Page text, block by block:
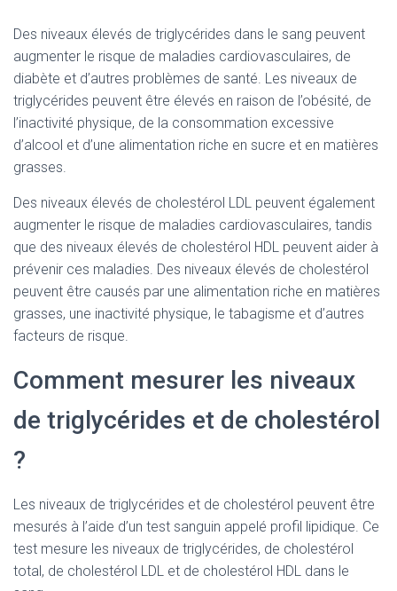
Des niveaux élevés de triglycérides dans le sang peuvent
augmenter le risque de maladies cardiovasculaires, de
diabète et d’autres problèmes de santé. Les niveaux de
triglycérides peuvent être élevés en raison de l’obésité, de
l’inactivité physique, de la consommation excessive
d’alcool et d’une alimentation riche en sucre et en matières
grasses.
Des niveaux élevés de cholestérol LDL peuvent également
augmenter le risque de maladies cardiovasculaires, tandis
que des niveaux élevés de cholestérol HDL peuvent aider à
prévenir ces maladies. Des niveaux élevés de cholestérol
peuvent être causés par une alimentation riche en matières
grasses, une inactivité physique, le tabagisme et d’autres
facteurs de risque.
Comment mesurer les niveaux
de triglycérides et de cholestérol
?
Les niveaux de triglycérides et de cholestérol peuvent être
mesurés à l’aide d’un test sanguin appelé profil lipidique. Ce
test mesure les niveaux de triglycérides, de cholestérol
total, de cholestérol LDL et de cholestérol HDL dans le